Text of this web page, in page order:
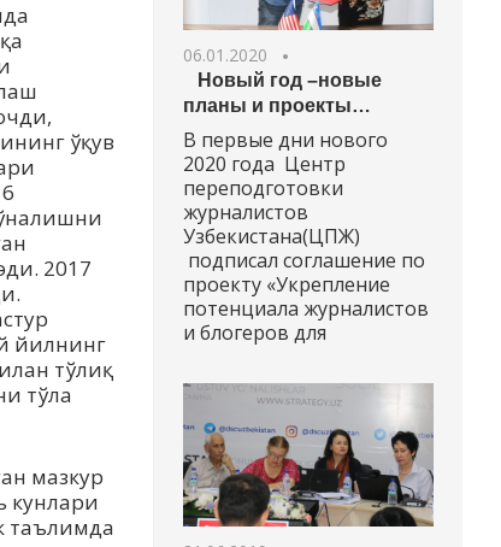
ўқув
2017
йилнинг
тўлиқ
тўла
мазкур
кунлари
таълимда
06.01.2020
Новый год –новые
планы и проекты…
В первые дни нового
2020 года Центр
переподготовки
журналистов
Узбекистана(ЦПЖ)
подписал соглашение по
проекту «Укрепление
потенциала журналистов
и блогеров для